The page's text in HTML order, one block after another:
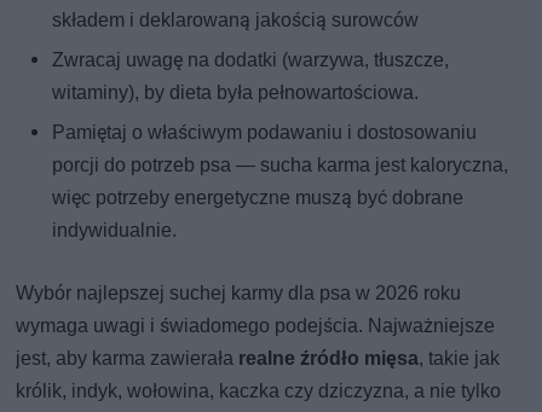
składem i deklarowaną jakością surowców
Zwracaj uwagę na dodatki (warzywa, tłuszcze,
witaminy), by dieta była pełnowartościowa.
Pamiętaj o właściwym podawaniu i dostosowaniu
porcji do potrzeb psa — sucha karma jest kaloryczna,
więc potrzeby energetyczne muszą być dobrane
indywidualnie.
Wybór najlepszej suchej karmy dla psa w 2026 roku
wymaga uwagi i świadomego podejścia. Najważniejsze
jest, aby karma zawierała realne źródło mięsa, takie jak
królik, indyk, wołowina, kaczka czy dziczyzna, a nie tylko